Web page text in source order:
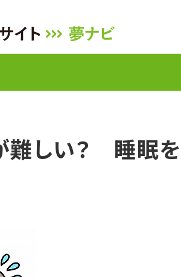
難しい？ 睡眠を